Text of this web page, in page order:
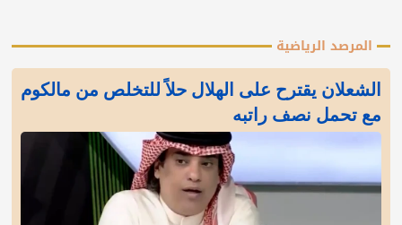
المرصد الرياضية
الشعلان يقترح على الهلال حلاً للتخلص من مالكوم
مع تحمل نصف راتبه